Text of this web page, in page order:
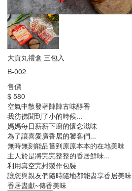
大貢丸禮盒 三包入
B-002
售價
$ 580
空氣中散發著陣陣古味醇香
我彷彿聞到了小的時候...
媽媽每日薪薪下廚的懷念滋味
為了讓喜愛廣香居的饕客們...
無時無刻能品嘗到原原本本的在地美味
主人於是將完完整整的香居鮮味...
利用真空完封製作包裝
讓您與親友們隨時隨地都能盡享香居美味
香居盡獻~傳香美味